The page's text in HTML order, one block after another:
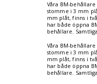
Våra BM-
stomme i 3 mm
mm plåt, finns i
har både öppna
behållare.
Våra BM-
stomme i 3 mm
mm plåt, finns i
har både öppna
behållare.